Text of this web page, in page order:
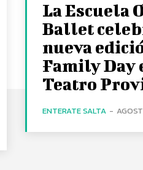
La Escuela
Ballet
nueva
Family Day
Teatro
ENTERATE SALTA -